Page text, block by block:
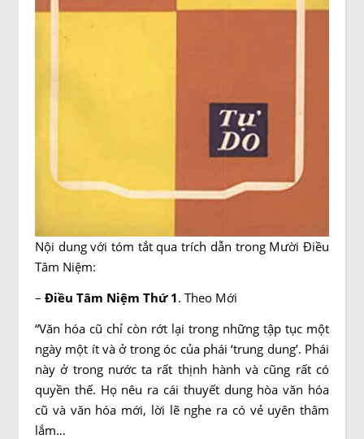
Nội dung với tóm tắt qua trích dẫn trong Mười Điều
Tâm Niệm:
– Điều Tâm Niệm Thứ 1. Theo Mới
“Văn hóa cũ chỉ còn rớt lại trong những tập tục một
ngày một ít và ở trong óc của phái ‘trung dung’. Phái
này ở trong nước ta rất thịnh hành và cũng rất có
quyền thế. Họ nêu ra cái thuyết dung hòa văn hóa
cũ và văn hóa mới, lời lẽ nghe ra có vẻ uyên thâm
lắm…